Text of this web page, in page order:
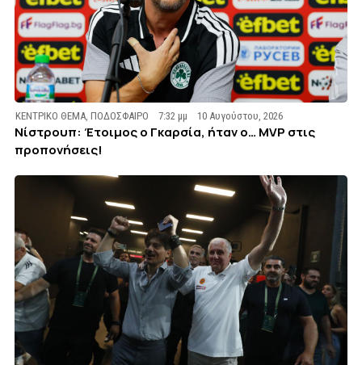
ΚΕΝΤΡΙΚΟ ΘΕΜΑ ,ΠΟΔΟΣΦΑΙΡΟ 7:32 μμ 10 Αυγούστου, 2026
Νίστρουπ: Έτοιμος ο Γκαρσία, ήταν ο… MVP στις
προπονήσεις!